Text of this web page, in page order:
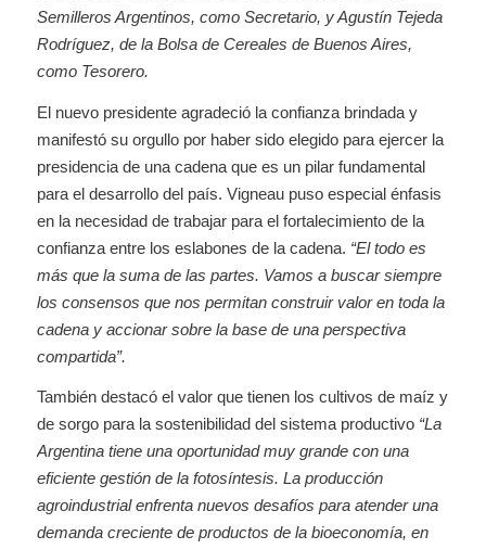
Semilleros Argentinos, como Secretario, y Agustín Tejeda
Rodríguez, de la Bolsa de Cereales de Buenos Aires,
como Tesorero.
El nuevo presidente agradeció la confianza brindada y
manifestó su orgullo por haber sido elegido para ejercer la
presidencia de una cadena que es un pilar fundamental
para el desarrollo del país. Vigneau puso especial énfasis
en la necesidad de trabajar para el fortalecimiento de la
confianza entre los eslabones de la cadena. “El todo es
más que la suma de las partes. Vamos a buscar siempre
los consensos que nos permitan construir valor en toda la
cadena y accionar sobre la base de una perspectiva
compartida”.
También destacó el valor que tienen los cultivos de maíz y
de sorgo para la sostenibilidad del sistema productivo “La
Argentina tiene una oportunidad muy grande con una
eficiente gestión de la fotosíntesis. La producción
agroindustrial enfrenta nuevos desafíos para atender una
demanda creciente de productos de la bioeconomía, en